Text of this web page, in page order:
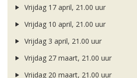
Vrijdag 17 april, 21.00 uur
Vrijdag 10 april, 21.00 uur
Vrijdag 3 april, 21.00 uur
Vrijdag 27 maart, 21.00 uur
Vrijdag 20 maart, 21.00 uur